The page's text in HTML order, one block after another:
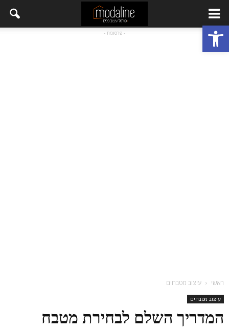
פתח סרגל נגישות - פרסומת -
ראשי עיצוב מטבחים
עיצוב מטבחים
המדריך השלם לבחירת מטבח